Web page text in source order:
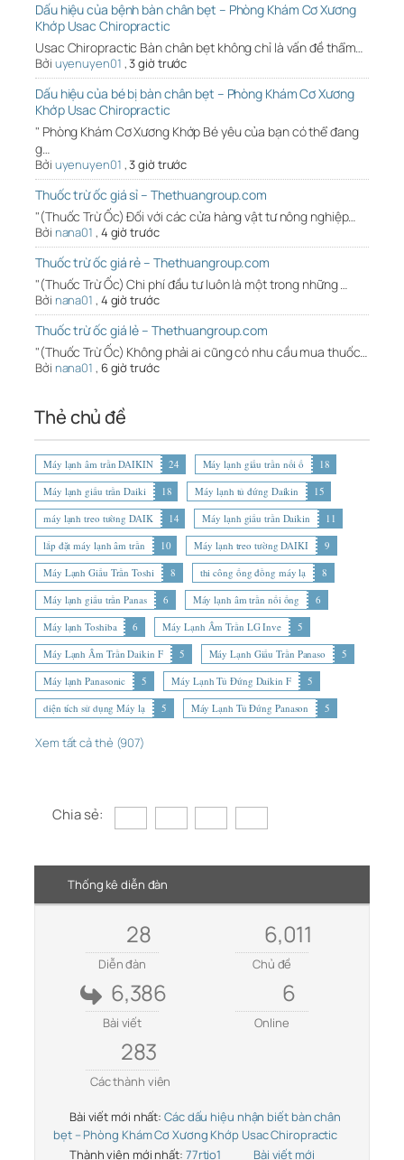
Dấu hiệu của bệnh bàn chân bẹt – Phòng Khám Cơ Xương
Khớp Usac Chiropractic
Usac Chiropractic Bàn chân bẹt không chỉ là vấn đề thẩm…
Bởi uyenuyen01 ,3 giờ trước
Dấu hiệu của bé bị bàn chân bẹt – Phòng Khám Cơ Xương
Khớp Usac Chiropractic
" Phòng Khám Cơ Xương Khớp Bé yêu của bạn có thể đang
g…
Bởi uyenuyen01 ,3 giờ trước
Thuốc trừ ốc giá sỉ – Thethuangroup.com
"(Thuốc Trừ Ốc) Đối với các cửa hàng vật tư nông nghiệp…
Bởi nana01 , 4 giờ trước
Thuốc trừ ốc giá rẻ – Thethuangroup.com
"(Thuốc Trừ Ốc) Chi phí đầu tư luôn là một trong những …
Bởi nana01 , 4 giờ trước
Thuốc trừ ốc giá lẻ – Thethuangroup.com
"(Thuốc Trừ Ốc) Không phải ai cũng có nhu cầu mua thuốc…
Bởi nana01 , 6 giờ trước
Thẻ chủ đề
Máy lạnh âm trần DAIKIN 24 Máy lạnh giấu trần nối ố
18
Máy lạnh giấu trần Daiki
18 Máy lạnh tủ đứng Daikin
15
máy lạnh treo tường DAIK
14 Máy lạnh giấu trần Daikin
11
lắp đặt máy lạnh âm trần
10 Máy lạnh treo tường DAIKI
9
Máy Lạnh Giấu Trần Toshi
8 thi công ống đồng máy lạ
8
Máy lạnh giấu trần Panas
6 Máy lạnh âm trần nối ống
6
Máy lạnh Toshiba
6 Máy Lạnh Âm Trần LG Inve
5
Máy Lạnh Âm Trần Daikin F
5 Máy Lạnh Giấu Trần Panaso
5
Máy lạnh Panasonic
5 Máy Lạnh Tủ Đứng Daikin F
5
diện tích sử dụng Máy lạ
5 Máy Lạnh Tủ Đứng Panason 5
Xem tất cả thẻ (907)
Chia sẻ:
Thống kê diễn đàn
28
Diễn đàn
6,011
Chủ đề
6,386
Bài viết
6
Online
283
Các thành viên
Bài viết mới nhất: Các dấu hiệu nhận biết bàn chân
bẹt – Phòng Khám Cơ Xương Khớp Usac Chiropractic
Thành viên mới nhất: 77rtio1 Bài viết mới